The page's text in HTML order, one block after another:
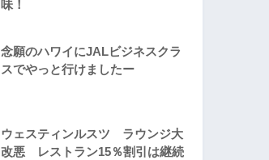
味！
念願のハワイにJALビジネスクラ
スでやっと行けましたー
ウェスティンルスツ ラウンジ大
改悪 レストラン15％割引は継続